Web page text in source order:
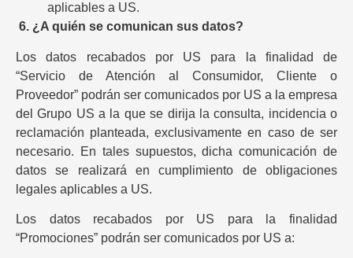
aplicables a US.
6. ¿A quién se comunican sus datos?
Los datos recabados por US para la finalidad de
“Servicio de Atención al Consumidor, Cliente o
Proveedor” podrán ser comunicados por US a la empresa
del Grupo US a la que se dirija la consulta, incidencia o
reclamación planteada, exclusivamente en caso de ser
necesario. En tales supuestos, dicha comunicación de
datos se realizará en cumplimiento de obligaciones
legales aplicables a US.
Los datos recabados por US para la finalidad
“Promociones” podrán ser comunicados por US a: